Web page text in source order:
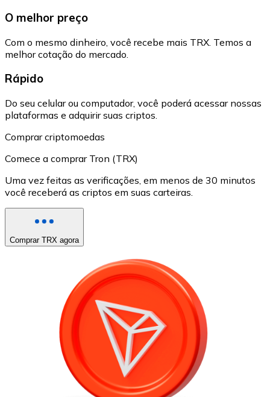
O melhor preço
Com o mesmo dinheiro, você recebe mais TRX. Temos a
melhor cotação do mercado.
Rápido
Do seu celular ou computador, você poderá acessar nossas
plataformas e adquirir suas criptos.
Comprar criptomoedas
Comece a comprar Tron (TRX)
Uma vez feitas as verificações, em menos de 30 minutos
você receberá as criptos em suas carteiras.
Comprar TRX agora